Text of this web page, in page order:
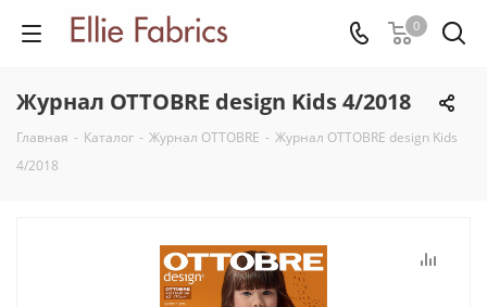
0
Журнал OTTOBRE design Kids 4/2018
Главная - Каталог - Журнал OTTOBRE - Журнал OTTOBRE design Kids
4/2018